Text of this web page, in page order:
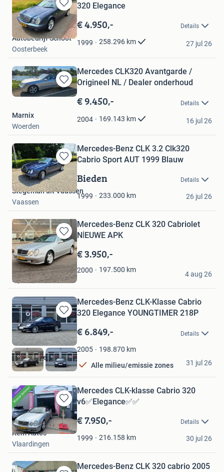
Bewaren
in
Mijn
Favorieten
320 Elegance
€ 4.950,- Details
1999 258.296 km
Autobedrijf Schoot
Oosterbeek
27 jul 26
Bewaren
in
Favorieten
Mercedes CLK320 Avantgarde /
Origineel NL / Dealer onderhoud
€ 9.450,- Details
2004 169.143 km
Marnix
Woerden
16 jul 26
Bewaren
in
Mijn
Favorieten
Mercedes-Benz CLK 3.2 Clk320
Cabrio Sport AUT 1999 Blauw
Bieden Details
1999 233.000 km
Stegeman uit Vaassen
Vaassen
26 jul 26
Bewaren
in
Mijn
Favorieten
Mercedes-Benz CLK 320 Cabriolet
NİEUWE APK
€ 3.950,-
2000 197.500 km
S.
Rijen
4 aug 26
Bewaren
in
Mijn
Favorieten
Mercedes-Benz CLK-Klasse Cabrio
320 Elegance YOUNGTIMER 218P
€ 6.849,- Details
2005 198.870 km
Alle milieu/emissie zones
Autohandel Oss
Oss
31 jul 26
Bewaren
in
Mijn
Favorieten
Mercedes CLK-klasse Cabrio 320
v6✅Elegance✅✅
€ 7.950,- Details
1999 216.158 km
Kem Auto's
Vlaardingen
30 jul 26
Mercedes-Benz CLK 320 cabrio 2005